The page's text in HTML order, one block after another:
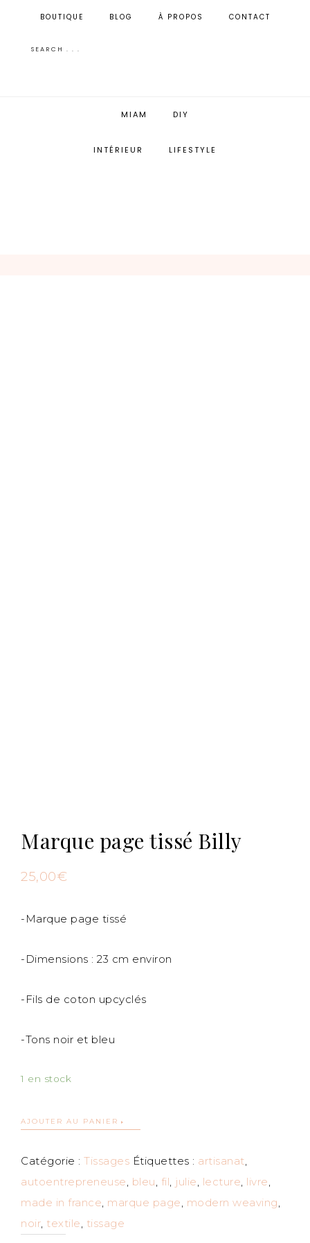
BOUTIQUE BLOG À PROPOS CONTACT
MIAM DIY
INTÉRIEUR LIFESTYLE
Marque page tissé Billy
25,00€
-Marque page tissé
-Dimensions : 23 cm environ
-Fils de coton upcyclés
-Tons noir et bleu
1 en stock
AJOUTER AU PANIER
Catégorie : Tissages Étiquettes : artisanat
autoentrepreneuse bleu fil julie lecture livre
made in france marque page modern weaving
noir textile tissage